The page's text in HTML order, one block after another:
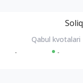
- -